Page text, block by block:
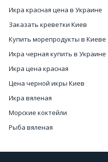
Икра красная цена в Украине
Заказать креветки Киев
Купить морепродукты в Киеве
Икра черная купить в Украине
Икра цена красная
Цена черной икры Киев
Икра вяленая
Морские коктейли
Рыба вяленая